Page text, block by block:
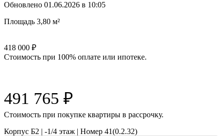
Обновлено 01.06.2026 в 10:05
Площадь 3,80 м²
418 000 ₽
Стоимость при 100% оплате или ипотеке.
491 765 ₽
Cтоимость при покупке квартиры в рассрочку.
Корпус Б2 | -1/4 этаж | Номер 41(0.2.32)